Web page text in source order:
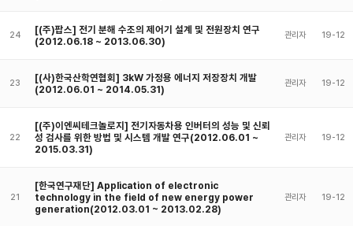
24
[(주)팝스] 전기 분해 수조의 제어기 설계 및 전원장치 연구
(2012.06.18 ~ 2013.06.30)
관리자 19-12
23
[(사)한국산학연협회] 3kW 가정용 에너지 저장장치 개발
(2012.06.01 ~ 2014.05.31)
관리자 19-12
22
[(주)이엔씨테크놀로지] 전기자동차용 인버터의 성능 및 신뢰
성 검사를 위한 방법 및 시스템 개발 연구(2012.06.01 ~
2015.03.31)
관리자 19-12
21
[한국연구재단] Application of electronic
technology in the field of new energy power
generation(2012.03.01 ~ 2013.02.28)
관리자 19-12